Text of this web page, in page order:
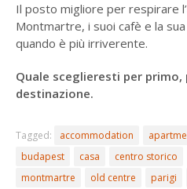
Il posto migliore per respirare
Montmartre, i suoi cafè e la
quando è più irriverente.
Quale sceglieresti per
destinazione.
Tagged: accommodation
budapest
casa centro storico
montmartre
old centre parigi